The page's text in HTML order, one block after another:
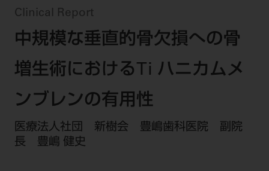
Clinical Report
中規模な垂直的骨欠損への骨
増生術におけるTi ハニカムメ
ンブレンの有用性
医療法人社団 新樹会 豊嶋歯科医院 副院
長 豊嶋 健史
大型器械
チェア・ユニット関連
レーザー装置関連
その他設備機器
診療用材料
製品から探す
カテゴリーから探す
メーカーから探す
デジタル製品サポート
メールでのお問い合わせ
セミナー・イベント
全てのセミナー・イベント
全種別
歯科技工士
開業マニュアル
開業医インタビュー
モリタ友の会
有料会員のご案内
一般会員
学術・お役立ち情報